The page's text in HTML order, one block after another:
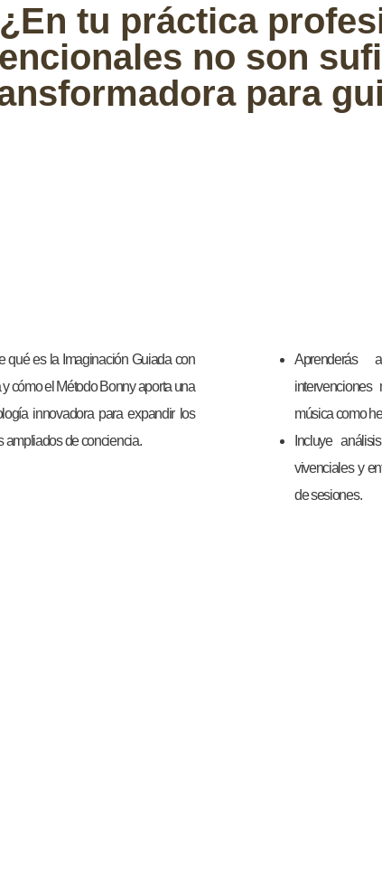
¿En tu práctica
no son
para
qué es la Imaginación Guiada con
cómo el Método Bonny aporta una
innovadora para expandir los
ampliados de conciencia.
Aprenderás
música como
Incluye
vivenciales y
de sesiones.